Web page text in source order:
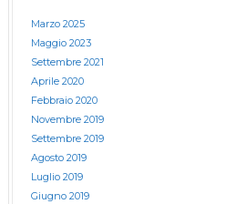
Marzo 2025
Maggio 2023
Settembre 2021
Aprile 2020
Febbraio 2020
Novembre 2019
Settembre 2019
Agosto 2019
Luglio 2019
Giugno 2019